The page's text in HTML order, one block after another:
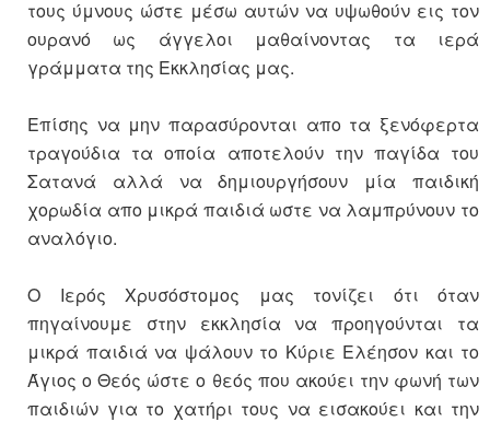
τους ύμνους ώστε μέσω αυτών να υψωθούν εις τον
ουρανό ως άγγελοι μαθαίνοντας τα ιερά
γράμματα της Εκκλησίας μας.
Επίσης να μην παρασύρονται απο τα ξενόφερτα
τραγούδια τα οποία αποτελούν την παγίδα του
Σατανά αλλά να δημιουργήσουν μία παιδική
χορωδία απο μικρά παιδιά ωστε να λαμπρύνουν το
αναλόγιο.
Ο Ιερός Χρυσόστομος μας τονίζει ότι όταν
πηγαίνουμε στην εκκλησία να προηγούνται τα
μικρά παιδιά να ψάλουν το Κύριε Ελέησον και το
Άγιος ο Θεός ώστε ο θεός που ακούει την φωνή των
παιδιών για το χατήρι τους να εισακούει και την